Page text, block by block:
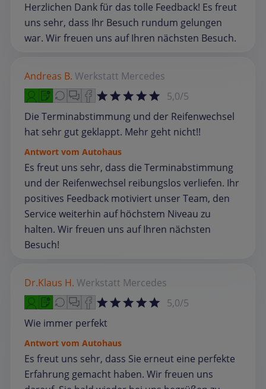
Herzlichen Dank für das tolle Feedback! Es freut
uns sehr, dass Ihr Besuch rundum gelungen
war. Wir freuen uns auf Ihren nächsten Besuch.
Andreas B. Werkstatt Mercedes
5,0/5
Die Terminabstimmung und der Reifenwechsel
hat sehr gut geklappt. Mehr geht nicht!!
Antwort vom Autohaus
Es freut uns sehr, dass die Terminabstimmung
und der Reifenwechsel reibungslos verliefen. Ihr
positives Feedback motiviert unser Team, den
Service weiterhin auf höchstem Niveau zu
halten. Wir freuen uns auf Ihren nächsten
Besuch!
Dr.Klaus H. Werkstatt Mercedes
5,0/5
Wie immer perfekt
Antwort vom Autohaus
Es freut uns sehr, dass Sie erneut eine perfekte
Erfahrung gemacht haben. Wir freuen uns